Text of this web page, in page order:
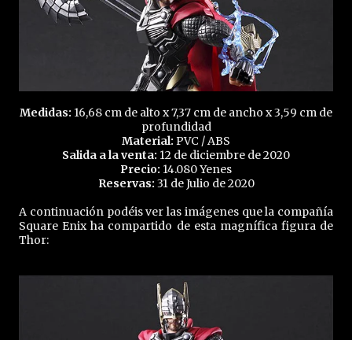
Medidas: 16,68 cm de alto x 7,37 cm de ancho x 3,59 cm de
profundidad
Material: PVC / ABS
Salida a la venta: 12 de diciembre de 2020
Precio: 14.080 Yenes
Reservas: 31 de Julio de 2020
A continuación podéis ver las imágenes que la compañía
Square Enix ha compartido de esta magnífica figura de
Thor: